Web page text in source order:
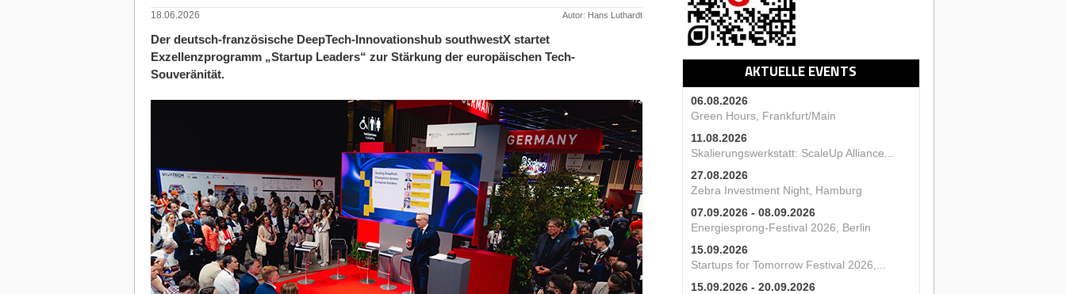
AKTUELLE EVENTS
06.08.2026
Green Hours, Frankfurt/Main
11.08.2026
Skalierungswerkstatt: ScaleUp Alliance...
27.08.2026
Zebra Investment Night, Hamburg
07.09.2026 - 08.09.2026
Energiesprong-Festival 2026, Berlin
15.09.2026
Startups for Tomorrow Festival 2026,...
15.09.2026 - 20.09.2026
18.06.2026 Autor: Hans Luthardt
Der deutsch-französische DeepTech-Innovationshub southwestX startet
Exzellenzprogramm „Startup Leaders“ zur Stärkung der europäischen Tech-
Souveränität.